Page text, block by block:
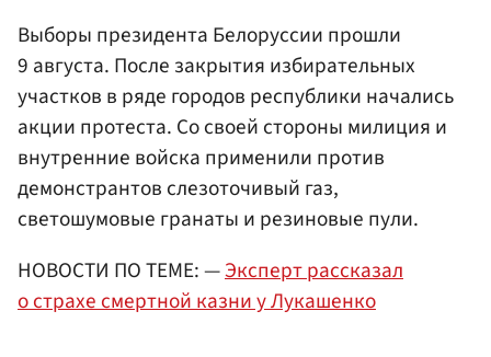
Выборы президента Белоруссии прошли
9 августа. После закрытия избирательных
участков в ряде городов республики начались
акции протеста. Со своей стороны милиция и
внутренние войска применили против
демонстрантов слезоточивый газ,
светошумовые гранаты и резиновые пули.
НОВОСТИ ПО ТЕМЕ: —Эксперт рассказал
о страхе смертной казни у Лукашенко